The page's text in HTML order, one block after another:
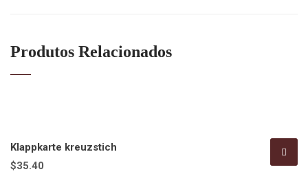
Produtos Relacionados
Klappkarte kreuzstich
$35.40